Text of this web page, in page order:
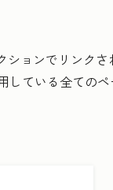
ションでリンク
している全ての